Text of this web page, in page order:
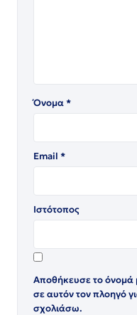
Όνομα*
Email *
Ιστότοπος
Αποθήκευσε το όνομά
σε αυτόν τον πλοηγό
σχολιάσω.